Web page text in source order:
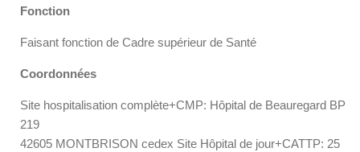
Fonction
Faisant fonction de Cadre supérieur de Santé
Coordonnées
Site hospitalisation complète+CMP: Hôpital de Beauregard BP
219
42605 MONTBRISON cedex Site Hôpital de jour+CATTP: 25